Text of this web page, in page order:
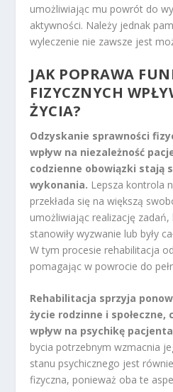
umożliwiając mu powrót do
aktywności. Należy jednak
wyleczenie nie zawsze jest
JAK POPRAWA
FIZYCZNYCH
ŻYCIA?
Odzyskanie sprawności
wpływ na niezależność
codzienne obowiązki stają
wykonania. Lepsza kontrola
przekłada się na większą
umożliwiając realizację
stanowiły wyzwanie lub były
W tym procesie rehabilitacja
pomagając w powrocie do
Rehabilitacja sprzyja
życie rodzinne i
wpływ na psychikę
bycia potrzebnym wzmacnia
stanu psychicznego jest
fizyczna, ponieważ oba te